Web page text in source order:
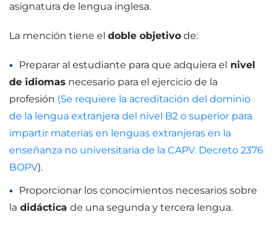
asignatura de lengua inglesa.
La mención tiene el doble objetivo de:
Preparar al estudiante para que adquiera el nivel
de idiomas necesario para el ejercicio de la
profesión (Se requiere la acreditación del dominio
de la lengua extranjera del nivel B2 o superior para
impartir materias en lenguas extranjeras en la
enseñanza no universitaria de la CAPV. Decreto 2376
BOPV).
Proporcionar los conocimientos necesarios sobre
la didáctica de una segunda y tercera lengua.